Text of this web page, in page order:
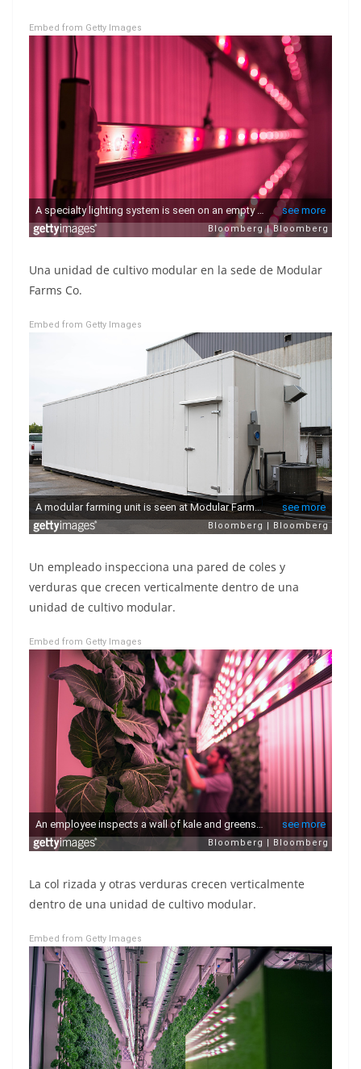
Embed from Getty Images
Una unidad de cultivo modular en la sede de Modular
Farms Co.
Embed from Getty Images
Un empleado inspecciona una pared de coles y
verduras que crecen verticalmente dentro de una
unidad de cultivo modular.
Embed from Getty Images
La col rizada y otras verduras crecen verticalmente
dentro de una unidad de cultivo modular.
Embed from Getty Images